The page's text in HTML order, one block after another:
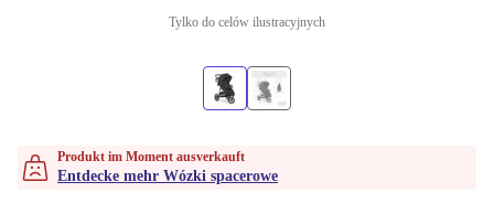
Tylko do celów ilustracyjnych
Produkt im Moment ausverkauft
Entdecke mehr Wózki spacerowe